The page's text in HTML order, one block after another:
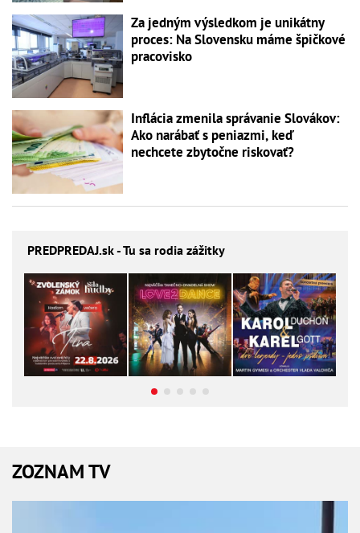
Za jedným výsledkom je unikátny
proces: Na Slovensku máme špičkové
pracovisko
Inflácia zmenila správanie Slovákov:
Ako narábať s peniazmi, keď
nechcete zbytočne riskovať?
PREDPREDAJ.sk - Tu sa rodia zážitky
ZOZNAM TV